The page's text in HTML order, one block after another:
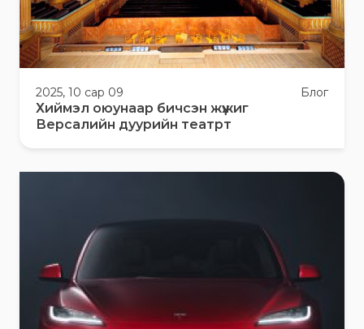
2025, 10 сар 09 Блог
Хиймэл оюунаар бичсэн жүжиг
Версалийн дуурийн театрт